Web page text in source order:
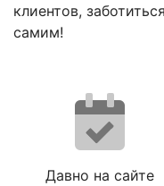
клиентов,
самим!
Давно на сайте